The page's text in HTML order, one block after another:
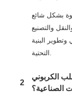
بشكل شائع
والتصنيع
البنية
2
الكربوني
الصناعية؟